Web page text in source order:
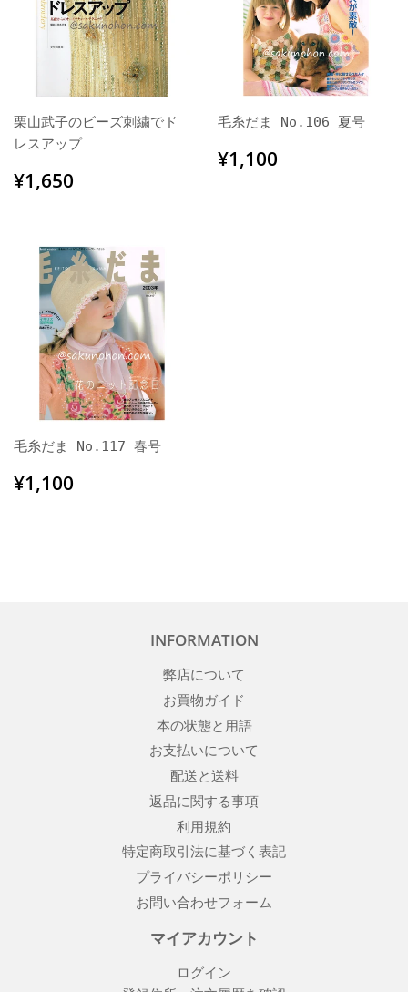
栗山武子のビーズ刺繍でド
レスアップ
通
常
¥1,650
毛糸だま No.106 夏号
通
常
¥1,100
毛糸だま No.117 春号
通
常
¥1,100
INFORMATION
弊店について
お買物ガイド
本の状態と用語
お支払いについて
配送と送料
返品に関する事項
利用規約
特定商取引法に基づく表記
プライバシーポリシー
お問い合わせフォーム
マイアカウント
ログイン